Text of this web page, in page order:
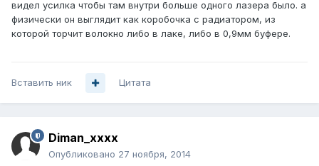
видел усилка чтобы там внутри больше одного лазера было. а
физически он выглядит как коробочка с радиатором, из
которой торчит волокно либо в лаке, либо в 0,9мм буфере.
Вставить ник Цитата
Diman_xxxx
Опубликовано 27 ноября, 2014